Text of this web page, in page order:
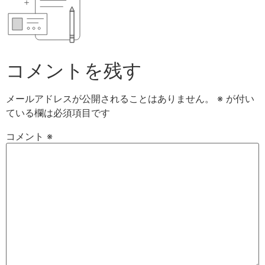
コメントを残す
メールアドレスが公開されることはありません。 ※ が付い
ている欄は必須項目です
コメント ※